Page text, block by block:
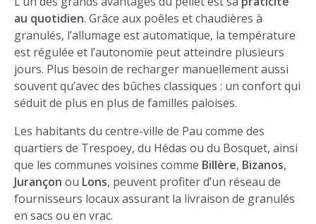
au quotidien. Grâce aux poêles et chaudières à
granulés, l’allumage est automatique, la température
est régulée et l’autonomie peut atteindre plusieurs
jours. Plus besoin de recharger manuellement aussi
souvent qu’avec des bûches classiques : un confort qui
séduit de plus en plus de familles paloises.
Les habitants du centre-ville de Pau comme des
quartiers de Trespoey, du Hédas ou du Bosquet, ainsi
que les communes voisines comme Billère, Bizanos,
Jurançon ou Lons, peuvent profiter d’un réseau de
fournisseurs locaux assurant la livraison de granulés
en sacs ou en vrac.